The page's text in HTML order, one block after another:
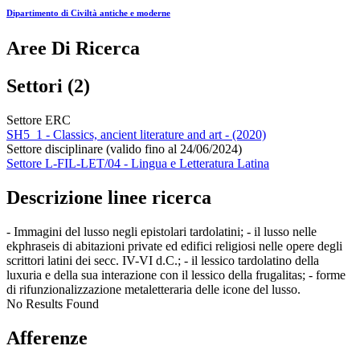
Dipartimento di Civiltà antiche e moderne
Aree Di Ricerca
Settori (2)
Settore ERC
SH5_1 - Classics, ancient literature and art - (2020)
Settore disciplinare (valido fino al 24/06/2024)
Settore L-FIL-LET/04 - Lingua e Letteratura Latina
Descrizione linee ricerca
- Immagini del lusso negli epistolari tardolatini; - il lusso nelle
ekphraseis di abitazioni private ed edifici religiosi nelle opere degli
scrittori latini dei secc. IV-VI d.C.; - il lessico tardolatino della
luxuria e della sua interazione con il lessico della frugalitas; - forme
di rifunzionalizzazione metaletteraria delle icone del lusso.
No Results Found
Afferenze